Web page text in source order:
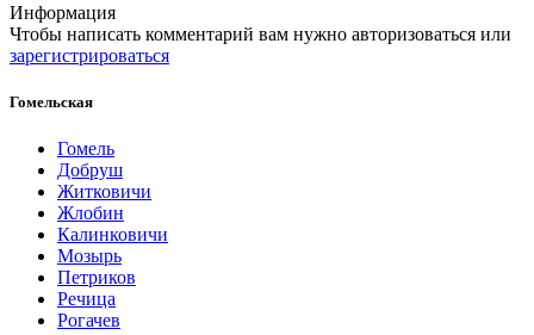
Информация
Чтобы написать комментарий вам нужно авторизоваться или
зарегистрироваться
Гомельская
Гомель
Добруш
Житковичи
Жлобин
Калинковичи
Мозырь
Петриков
Речица
Рогачев